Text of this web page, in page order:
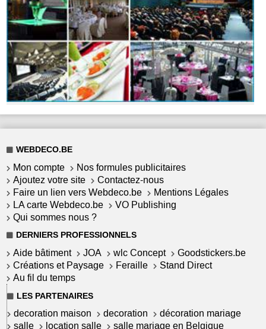
WEBDECO.BE
Mon compte
Nos formules publicitaires
Ajoutez votre site
Contactez-nous
Faire un lien vers Webdeco.be
Mentions Légales
LA carte Webdeco.be
VO Publishing
Qui sommes nous ?
DERNIERS PROFESSIONNELS
Aide bâtiment JOA wlc Concept
Goodstickers.be
Créations et Paysage
Feraille
Stand Direct
Au fil du temps
LES PARTENAIRES
decoration maison decoration
décoration mariage
salle
location salle salle mariage en Belgique